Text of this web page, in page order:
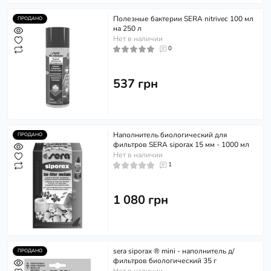
ПРОДАНО
Полезные бактерии SERA nitrivec 100 мл
на 250 л
Нет в наличии
0
537 грн
ПРОДАНО
Наполнитель биологический для
фильтров SERA siporax 15 мм - 1000 мл
Нет в наличии
1
1 080 грн
ПРОДАНО
sera siporax ® mini - наполнитель д/
фильтров биологический 35 г